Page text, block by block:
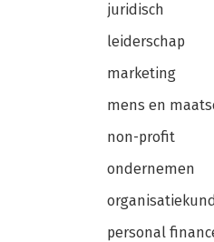
juridisch
leiderschap
marketing
mens en
non-profit
ondernemen
personal